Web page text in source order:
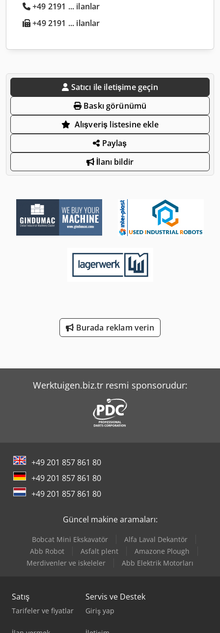
+49 2191 ... ilanlar
+49 2191 ... ilanlar
Satıcı ile iletişime geçin
Baskı görünümü
Alışveriş listesine ekle
Paylaş
İlanı bildir
Burada reklam verin
Werktuigen.biz.tr resmi sponsorudur:
+49 201 857 861 80
+49 201 857 861 80
+49 201 857 861 80
Güncel makine aramaları:
Bobcat Mini Ekskavatör
Alfa Laval Dekantör
Abb Robot
Asfalt plent
Amazone Plough
Merdivenler ve iskeleler
Abb Elektrik Motorları
Satış
Tarifeler ve fiyatlar
Servis ve Destek
Giriş yap